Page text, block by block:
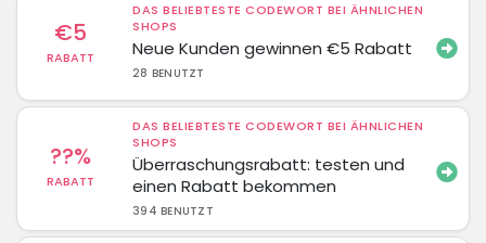
€5
RABATT
DAS BELIEBTESTE CODEWORT BEI ÄHNLICHEN
SHOPS
Neue Kunden gewinnen €5 Rabatt
28 BENUTZT
??%
RABATT
DAS BELIEBTESTE CODEWORT BEI ÄHNLICHEN
SHOPS
Überraschungsrabatt: testen und
einen Rabatt bekommen
394 BENUTZT